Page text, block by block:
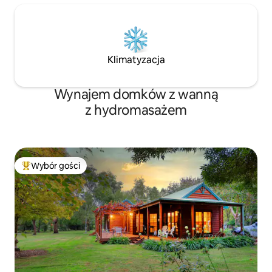
Klimatyzacja
Wynajem domków z wanną
z hydromasażem
Najpopularniejsze z kategorii Wybór gości
Wybór gości